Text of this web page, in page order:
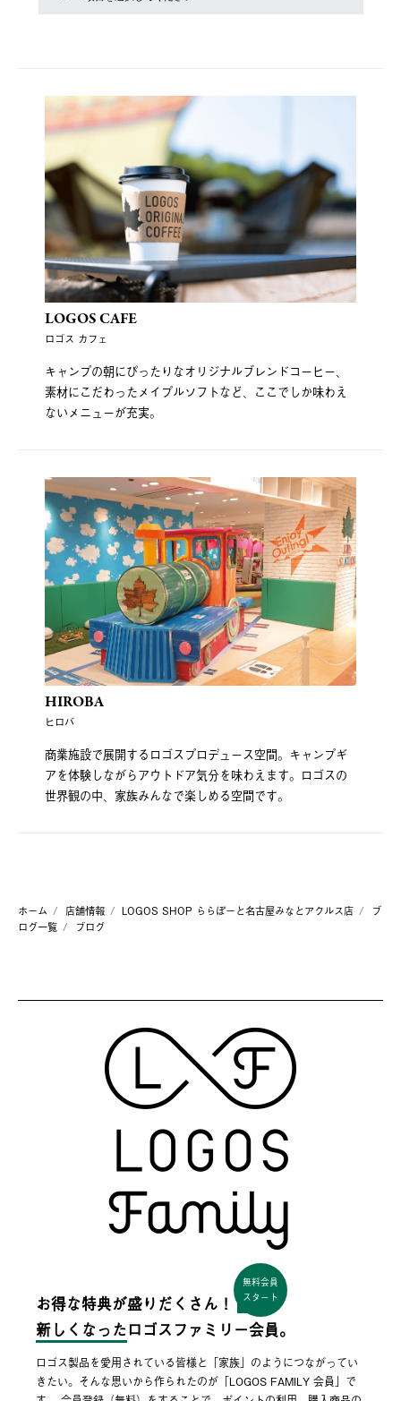
LOGOS CAFE
ロゴス カフェ
キャンプの朝にぴったりなオリジナルブレンドコーヒー、
素材にこだわったメイプルソフトなど、ここでしか味わえ
ないメニューが充実。
HIROBA
ヒロバ
商業施設で展開するロゴスプロデュース空間。キャンプギ
アを体験しながらアウトドア気分を味わえます。ロゴスの
世界観の中、家族みんなで楽しめる空間です。
ホーム 店舗情報 LOGOS SHOP ららぽーと名古屋みなとアクルス店
ブ
ログ一覧
ブログ
お得な特典が盛りだくさん！
無料会員
スタート
新しくなった ロゴスファミリー会員。
ロゴス製品を愛用されている皆様と「家族」のようにつながってい
きたい。そんな思いから作られたのが「LOGOS FAMILY 会員」で